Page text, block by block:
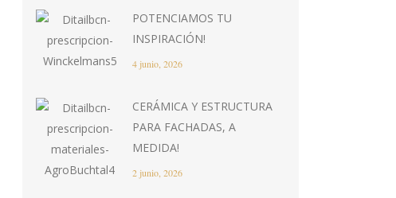
POTENCIAMOS TU
INSPIRACIÓN!
4 junio, 2026
CERÁMICA Y ESTRUCTURA
PARA FACHADAS, A
MEDIDA!
2 junio, 2026